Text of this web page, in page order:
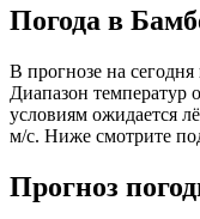
Погода в
В прогнозе на сегодня
Диапазон температур
условиям ожидается
м/с. Ниже смотрите
Прогноз